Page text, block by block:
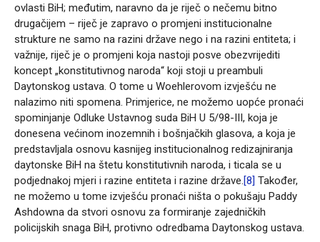
ovlasti BiH; međutim, naravno da je riječ o nečemu bitno
drugačijem – riječ je zapravo o promjeni institucionalne
strukture ne samo na razini države nego i na razini entiteta; i
važnije, riječ je o promjeni koja nastoji posve obezvrijediti
koncept „konstitutivnog naroda“ koji stoji u preambuli
Daytonskog ustava. O tome u Woehlerovom izvješću ne
nalazimo niti spomena. Primjerice, ne možemo uopće pronaći
spominjanje Odluke Ustavnog suda BiH U 5/98-III, koja je
donesena većinom inozemnih i bošnjačkih glasova, a koja je
predstavljala osnovu kasnijeg institucionalnog redizajniranja
daytonske BiH na štetu konstitutivnih naroda, i ticala se u
podjednakoj mjeri i razine entiteta i razine države. [8] Također,
ne možemo u tome izvješću pronaći ništa o pokušaju Paddy
Ashdowna da stvori osnovu za formiranje zajedničkih
policijskih snaga BiH, protivno odredbama Daytonskog ustava.